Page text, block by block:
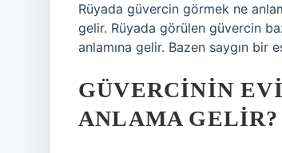
Rüyada güvercin görmek ne
gelir. Rüyada görülen güvercin
anlamına gelir. Bazen saygın bir
GÜVERCININ
ANLAMA GELIR?